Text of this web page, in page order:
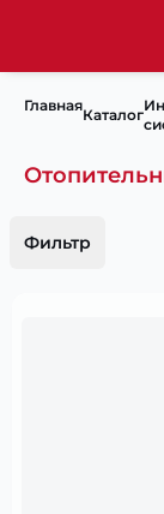
Главная
Каталог
Фильтр